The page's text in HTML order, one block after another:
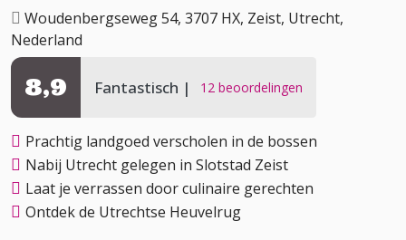
Woudenbergseweg 54, 3707 HX, Zeist, Utrecht,
Nederland
Fantastisch 12 beoordelingen
8,9
Prachtig landgoed verscholen in de bossen
Nabij Utrecht gelegen in Slotstad Zeist
Laat je verrassen door culinaire gerechten
Ontdek de Utrechtse Heuvelrug